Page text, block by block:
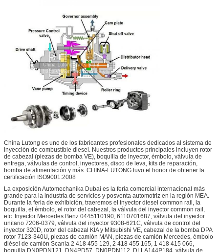
China Lutong es uno de los fabricantes profesionales dedicados al sistema de
inyección de combustible diesel. Nuestros productos principales incluyen rotor
de cabezal (piezas de bomba VE), boquilla de inyector, émbolo, válvula de
entrega, válvulas de control, inyectores, disco de leva, kits de reparación,
bomba de alimentación y más. CHINA-LUTONG tuvo el honor de obtener la
certificación ISO9001:2008
La exposición Automechanika Dubai es la feria comercial internacional más
grande para la industria de servicios y posventa automotriz en la región MEA.
Durante la feria de exhibición, traeremos el inyector diesel common rail, la
boquilla, el émbolo, el rotor del cabezal, la válvula del inyector common rail,
etc. Inyector Mercedes Benz 0445110190, 6110701687, válvula del inyector
unitario 7206-0379, válvula del inyector 9308-621C, válvula de control del
inyector 320D, rotor del cabezal KIA y Mitsubishi VE, cabezal de la bomba DPA
rotor 7123-340U, piezas de camión MAN, piezas de camión Mercedes, émbolo
diésel de camión Scania 2 418 455 129, 2 418 455 165, 1 418 415 066,
boquilla DN0PDN121, DN4PD57, DN0PDN112, DLLA144P184, válvula de